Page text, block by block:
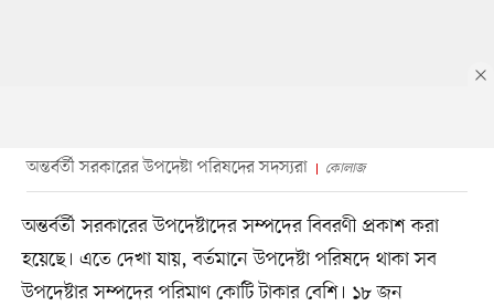
অন্তর্বর্তী সরকারের উপদেষ্টা পরিষদের সদস্যরা কোলাজ
অন্তর্বর্তী সরকারের উপদেষ্টাদের সম্পদের বিবরণী প্রকাশ করা
হয়েছে। এতে দেখা যায়, বর্তমানে উপদেষ্টা পরিষদে থাকা সব
উপদেষ্টার সম্পদের পরিমাণ কোটি টাকার বেশি। ১৮ জন